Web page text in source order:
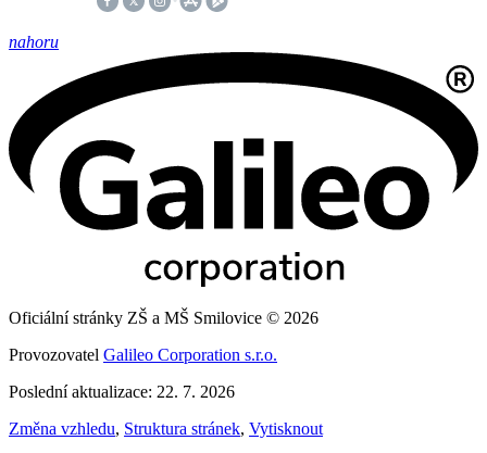
nahoru
Oficiální stránky ZŠ a MŠ Smilovice © 2026
Provozovatel Galileo Corporation s.r.o.
Poslední aktualizace: 22. 7. 2026
Změna vzhledu, Struktura stránek, Vytisknout